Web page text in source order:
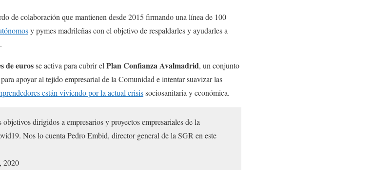
de colaboración que mantienen desde 2015 firmando una línea de 100
y pymes madrileñas con el objetivo de respaldarles y ayudarles a
de eurosse activa para cubrir el Plan Confianza Avalmadrid, un conjunto
apoyar al tejido empresarial de la Comunidad e intentar suavizar las
están viviendo por la actual crisissociosanitaria y económica.
dirigidos a empresarios y proyectos empresariales de la
Nos lo cuenta Pedro Embid, director general de la SGR en este
2020